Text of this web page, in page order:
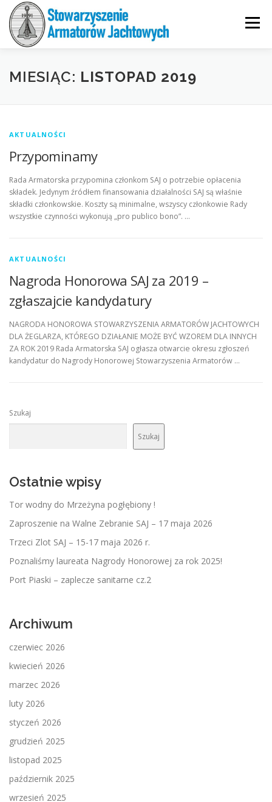
Przejdź
treści
Menu
MAPY DZIAŁANIA O SAJ GALERIA
KONTAKT
MIESIĄC: LISTOPAD 2019
AKTUALNOŚCI
Przypominamy
Rada Armatorska przypomina członkom SAJ o potrzebie opłacenia
składek. Jedynym źródłem finansowania działalności SAJ są właśnie
składki członkowskie. Koszty są minimalne, wszyscy członkowie Rady
wszystkie czynności wykonują „pro publico bono”. …
AKTUALNOŚCI
Nagroda Honorowa SAJ za 2019 –
zgłaszajcie kandydatury
NAGRODA HONOROWA STOWARZYSZENIA ARMATORÓW JACHTOWYCH
DLA ŻEGLARZA, KTÓREGO DZIAŁANIE MOŻE BYĆ WZOREM DLA INNYCH
ZA ROK 2019 Rada Armatorska SAJ ogłasza otwarcie okresu zgłoszeń
kandydatur do Nagrody Honorowej Stowarzyszenia Armatorów …
Szukaj
Szukaj
Ostatnie wpisy
Tor wodny do Mrzeżyna pogłębiony !
Zaproszenie na Walne Zebranie SAJ – 17 maja 2026
Trzeci Zlot SAJ – 15-17 maja 2026 r.
Poznaliśmy laureata Nagrody Honorowej za rok 2025!
Port Piaski – zaplecze sanitarne cz.2
Archiwum
czerwiec 2026
kwiecień 2026
marzec 2026
luty 2026
styczeń 2026
grudzień 2025
listopad 2025
październik 2025
wrzesień 2025